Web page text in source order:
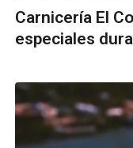
Carnicería El
especiales